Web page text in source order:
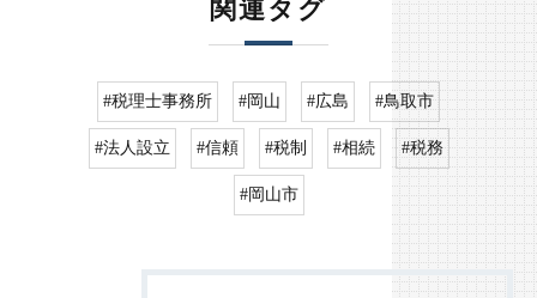
関連タグ
#税理士事務所 #岡山 #広島 #鳥取市
#法人設立 #信頼 #税制 #相続 #税務
#岡山市